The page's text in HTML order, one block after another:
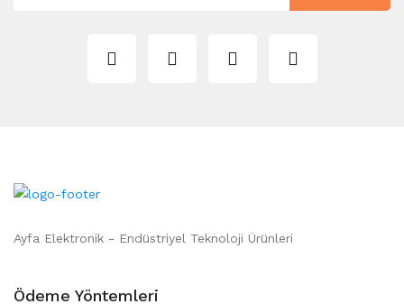
Ayfa Elektronik - Endüstriyel Teknoloji Ürünleri
Ödeme Yöntemleri